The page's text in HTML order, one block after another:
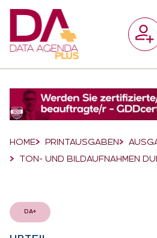
Breadcrumb-Navigation
HOME PRINTAUSGABEN
TON- UND BILDAUFNAHMEN
DA+